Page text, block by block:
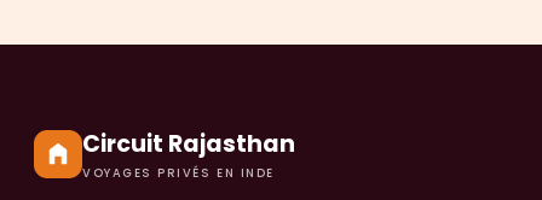
Circuit Rajasthan
VOYAGES PRIVÉS EN INDE